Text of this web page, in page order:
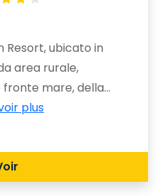
Resort, ubicato in
area rurale,
mare, della
all’interno della
di Selinunte,
ideale dove
plus